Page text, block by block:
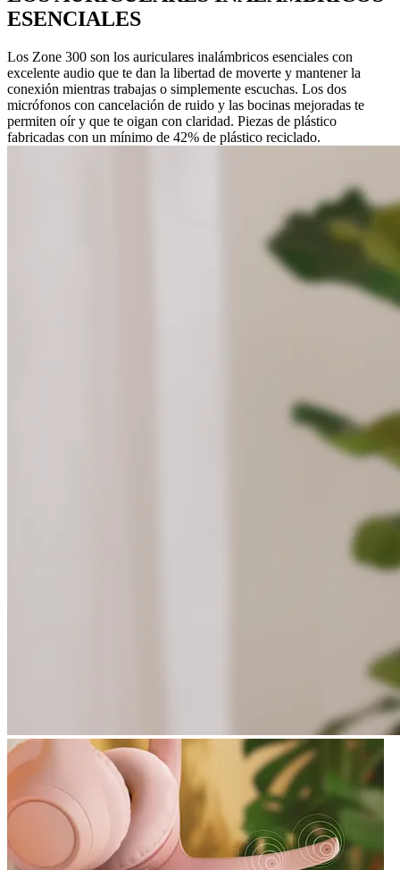
ESENCIALES
Los Zone 300 son los auriculares inalámbricos esenciales con
excelente audio que te dan la libertad de moverte y mantener la
conexión mientras trabajas o simplemente escuchas. Los dos
micrófonos con cancelación de ruido y las bocinas mejoradas te
permiten oír y que te oigan con claridad. Piezas de plástico
fabricadas con un mínimo de 42% de plástico reciclado.